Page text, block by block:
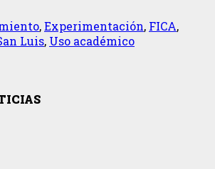
,Experimentación, FICA,
Luis, Uso académico